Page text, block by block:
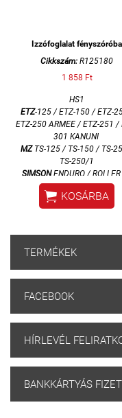
Izzófoglalat fényszóróba
Cikkszám: R125180
1 858 Ft
HS1
ETZ-125 / ETZ-150 / ETZ-
ETZ-250 ARMEE / ETZ-251 /
301 KANUNI
MZTS-125 / TS-150 / TS-
TS-250/1
SIMSONENDURO / ROLLER
 KOSÁRBA
TERMÉKEK
FACEBOOK
HÍRLEVÉL
BANKKÁRTYÁS